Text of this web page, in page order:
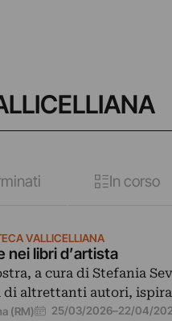
In corso
VALLICELLIANA
nei libri d’artista
a cura di Stefania
di altrettanti autori,
(RM) 25/03/2026–22/04/